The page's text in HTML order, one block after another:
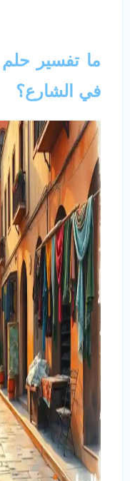
ما تفسير
في الشارع؟